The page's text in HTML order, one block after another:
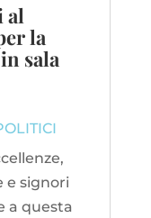
al
la
sala
e signori
a questa